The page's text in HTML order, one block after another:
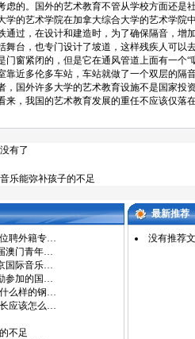
虑的。国外的艺术教育不管从学校方面还是
学的艺术学院在加拿大综合大学的艺术学院
通过，在设计和建造时，为了确保隔音，增
舞台，也专门设计了坡道，这样残疾人可
门窗紧闭的，但是它在通风管道上面有一个
靠近多伦多车站，车站就做了一个双层的隔
，国外许多大学的艺术教育设施不是国家投
来，我国的艺术教育发展的重任不应该仅落
有了
音乐能弥补孩子的不足
最新推荐
聘外籍专…
澳门青年…
国际音乐…
参加的国…
么样的钢…
应该怎么…
不足
没有推荐